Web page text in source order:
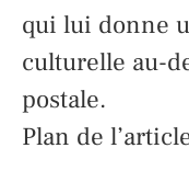
qui lui donne
culturelle au-
postale.
Plan de